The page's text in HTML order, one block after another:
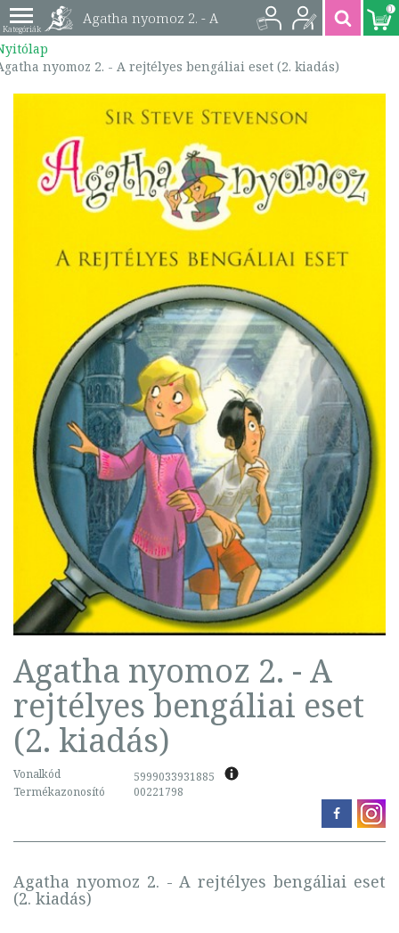
Agatha nyomoz 2. - A
eset (2. kiadás) |
5999033931885
0
nyomoz 2. - A rejtélyes bengáliai eset (2. kiadás)
Agatha nyomoz 2. - A
rejtélyes bengáliai eset
(2. kiadás)
Vonalkód
5999033931885
Termékazonosító
00221798
Agatha nyomoz 2. - A rejtélyes bengáliai eset
(2. kiadás)